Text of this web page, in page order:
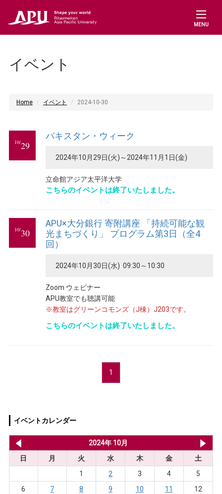
MENU
イベント
Home イベント 2024-10-30
10/29
パキスタン・ウィーク
2024年10月29日(火)～2024年11月1日(金)
立命館アジア太平洋大学
こちらのイベントは終了いたしました。
10/30
APU×大分銀行 寄附講座 「持続可能な観
光まちづくり」 プログラム第3日（全4
回）
2024年10月30日(水) 09:30～10:30
Zoom ウェビナー
APU教室でも聴講可能
※教室はグリーンコモンズ（J棟）J203です。
こちらのイベントは終了いたしました。
1
イベントカレンダー
2024年 10月
日
月 火 水 木 金
土
1
2 3 4
5
6
7 8 9 10 11
12